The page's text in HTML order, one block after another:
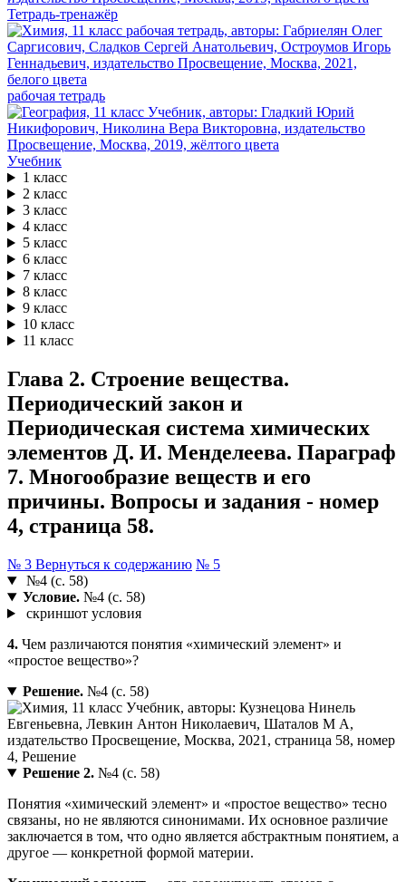
Тетрадь-тренажёр
рабочая тетрадь
Учебник
1 класс
2 класс
3 класс
4 класс
5 класс
6 класс
7 класс
8 класс
9 класс
10 класс
11 класс
Глава 2. Строение вещества.
Периодический закон и
Периодическая система химических
элементов Д. И. Менделеева. Параграф
7. Многообразие веществ и его
причины. Вопросы и задания - номер
4, страница 58.
№ 3 Вернуться к содержанию № 5
№4 (с. 58)
Условие.№4 (с. 58)
скриншот условия
4. Чем различаются понятия «химический элемент» и
«простое вещество»?
Решение.№4 (с. 58)
Решение 2.№4 (с. 58)
Понятия «химический элемент» и «простое вещество» тесно
связаны, но не являются синонимами. Их основное различие
заключается в том, что одно является абстрактным понятием, а
другое — конкретной формой материи.